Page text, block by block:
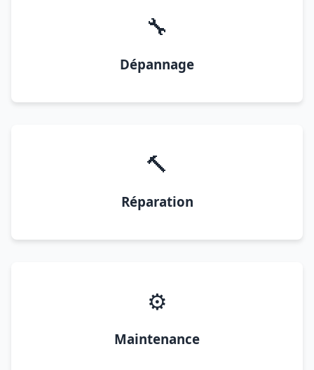
🔧
Dépannage
🔨
Réparation
⚙️
Maintenance